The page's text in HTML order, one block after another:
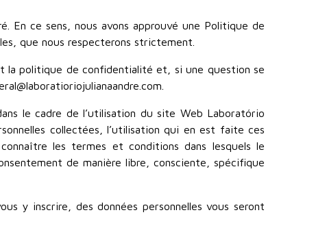
En ce sens, nous avons approuvé une Politique de
que nous respecterons strictement.
la politique de confidentialité et, si une question se
le cadre de l’utilisation du site Web Laboratório
collectées, l’utilisation qui en est faite ces
les termes et conditions dans lesquels le
de manière libre, consciente, spécifique
y inscrire, des données personnelles vous seront